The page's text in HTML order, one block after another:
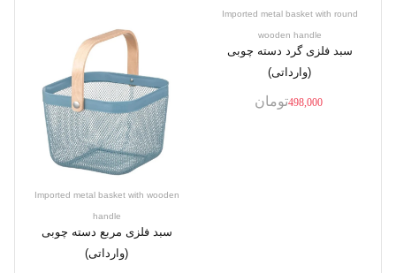
Imported metal basket with round
wooden handle
سبد فلزی گرد دسته چوبی
(وارداتی)
498,000 تومان
Imported metal basket with wooden
handle
سبد فلزی مربع دسته چوبی
(وارداتی)